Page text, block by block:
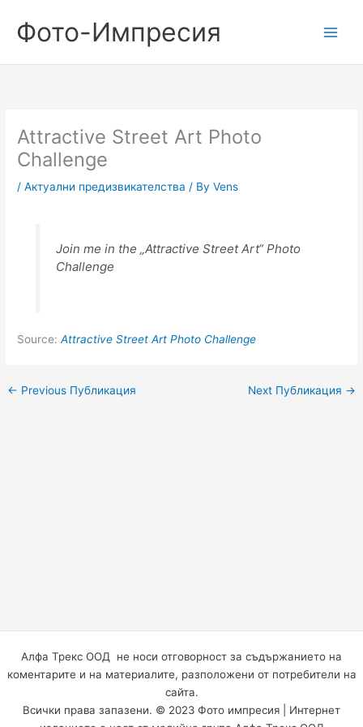
contentФото-Импресия
Attractive Street Art Photo
Challenge
/Актуални предизвикателства / ByVens
Join me in the „Attractive Street Art“ Photo
Challenge
Source:Attractive Street Art Photo Challenge
← Previous Публикация Next Публикация →
Алфа Трекс ООД не носи отговорност за съдържанието на
коментарите и на материалите, разположени от потребители на
сайта.
Всички права запазени. © 2023 Фото импресия | Интернет